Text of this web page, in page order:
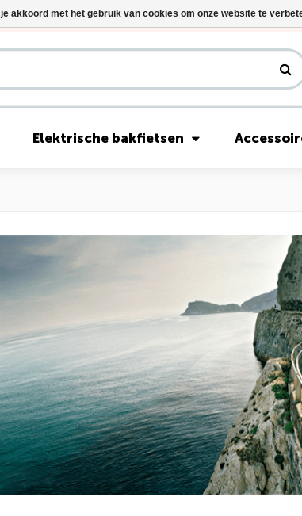
Riese & Müller Nevo5 Silent Core nu direct uit voorraad
Elektrische bakfietsen
akkoord met het gebruik van cookies om onze website te